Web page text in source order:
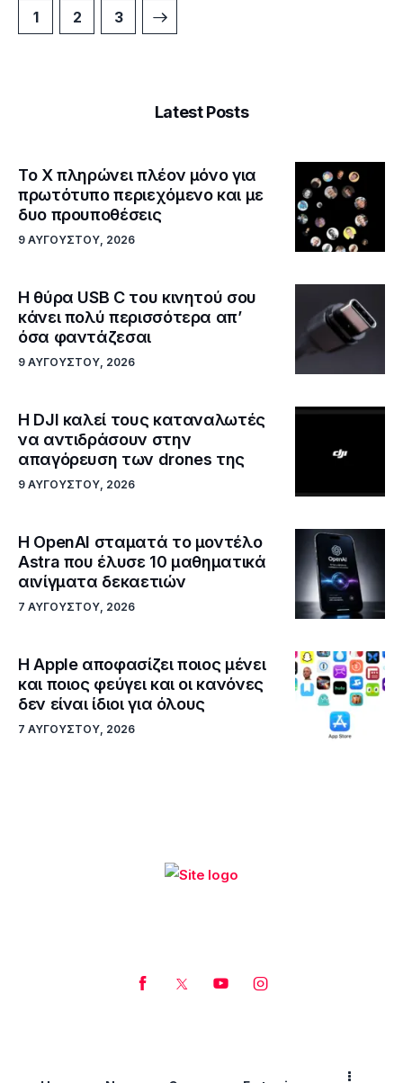
1 2 3
>
Latest Posts
Το X πληρώνει πλέον μόνο για
πρωτότυπο περιεχόμενο και με
δυο προυποθέσεις
9 ΑΥΓΟΎΣΤΟΥ, 2026
Η θύρα USB C του κινητού σου
κάνει πολύ περισσότερα απ’
όσα φαντάζεσαι
9 ΑΥΓΟΎΣΤΟΥ, 2026
Η DJI καλεί τους καταναλωτές
να αντιδράσουν στην
απαγόρευση των drones της
9 ΑΥΓΟΎΣΤΟΥ, 2026
Η OpenAI σταματά το μοντέλο
Astra που έλυσε 10 μαθηματικά
αινίγματα δεκαετιών
7 ΑΥΓΟΎΣΤΟΥ, 2026
Η Apple αποφασίζει ποιος μένει
και ποιος φεύγει και οι κανόνες
δεν είναι ίδιοι για όλους
7 ΑΥΓΟΎΣΤΟΥ, 2026